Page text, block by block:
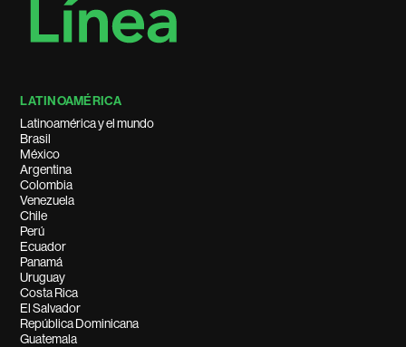
LATINOAMÉRICA
Latinoamérica y el mundo
Brasil
México
Argentina
Colombia
Venezuela
Chile
Perú
Ecuador
Panamá
Uruguay
Costa Rica
El Salvador
República Dominicana
Guatemala